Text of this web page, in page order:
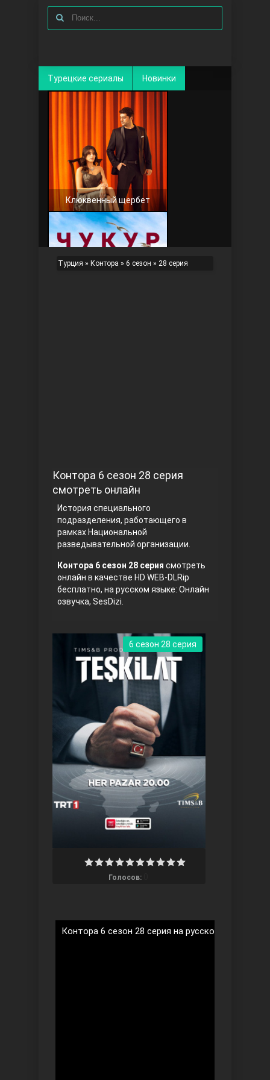
Турецкие сериалы Новинки
Клюквенный щербет
Правосyдие
Любовь напрокат
Воскресший Эртугрул
Три сестры
Турция » Контора » 6 сезон » 28 серия
Контора 6 сезон 28 серия
смотреть онлайн
История специального
подразделения, работающего в
рамках Национальной
разведывательной организации.
Контора 6 сезон 28 серия смотреть
онлайн в качестве HD WEB-DLRip
бесплатно, на русском языке: Онлайн
озвучка, SesDizi.
Голосов:
6 сезон 28 серия
Контора 6 сезон 28 серия на русском языке